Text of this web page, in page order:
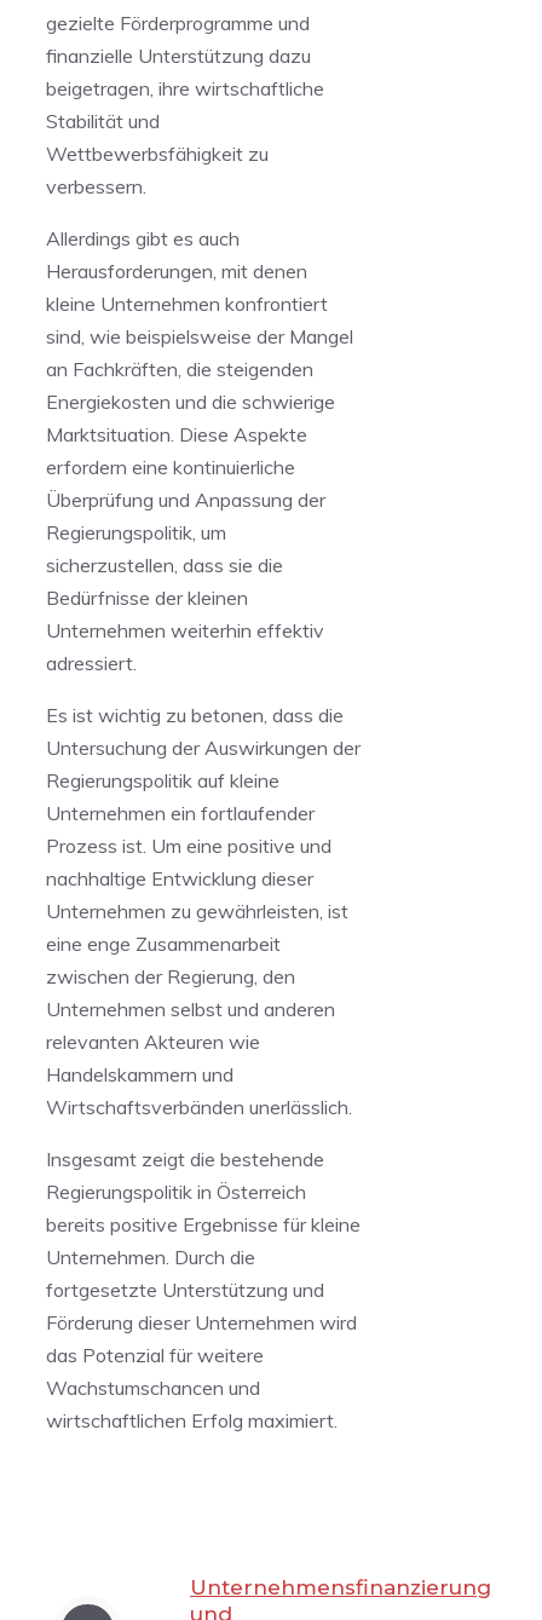
gezielte Förderprogramme und
finanzielle Unterstützung dazu
beigetragen, ihre wirtschaftliche
Stabilität ⁢und
Wettbewerbsfähigkeit zu
verbessern.
Allerdings gibt es auch
Herausforderungen, mit‍ denen
kleine⁢ Unternehmen konfrontiert
sind, wie beispielsweise der ‍Mangel
⁣an Fachkräften, die steigenden
Energiekosten und die schwierige
Marktsituation. Diese Aspekte
erfordern eine kontinuierliche
⁣Überprüfung und Anpassung‌ der
⁤Regierungspolitik, um
sicherzustellen, dass sie die
Bedürfnisse der⁣ kleinen
Unternehmen weiterhin effektiv
adressiert.
Es ist wichtig zu ​betonen, dass die
Untersuchung der Auswirkungen der
Regierungspolitik auf kleine
Unternehmen ein fortlaufender
Prozess ist. Um eine positive und
nachhaltige Entwicklung dieser
Unternehmen zu gewährleisten, ist
eine ‍enge Zusammenarbeit
zwischen der Regierung, den
Unternehmen selbst und anderen
relevanten Akteuren wie
Handelskammern und
Wirtschaftsverbänden unerlässlich.
Insgesamt zeigt​ die bestehende
Regierungspolitik in Österreich
bereits positive​ Ergebnisse für kleine
Unternehmen. Durch die
fortgesetzte Unterstützung und
Förderung ⁤dieser Unternehmen wird
das​ Potenzial für weitere
Wachstumschancen und
⁤wirtschaftlichen Erfolg maximiert.
Unternehmensfinanzierung
und